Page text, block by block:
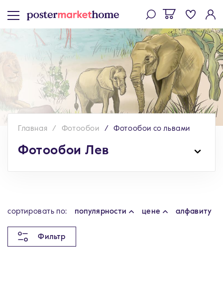
Главная Фотообои Фотообои со львами
Фотообои Лев
cортировать по: популярности цене алфавиту
Фильтр